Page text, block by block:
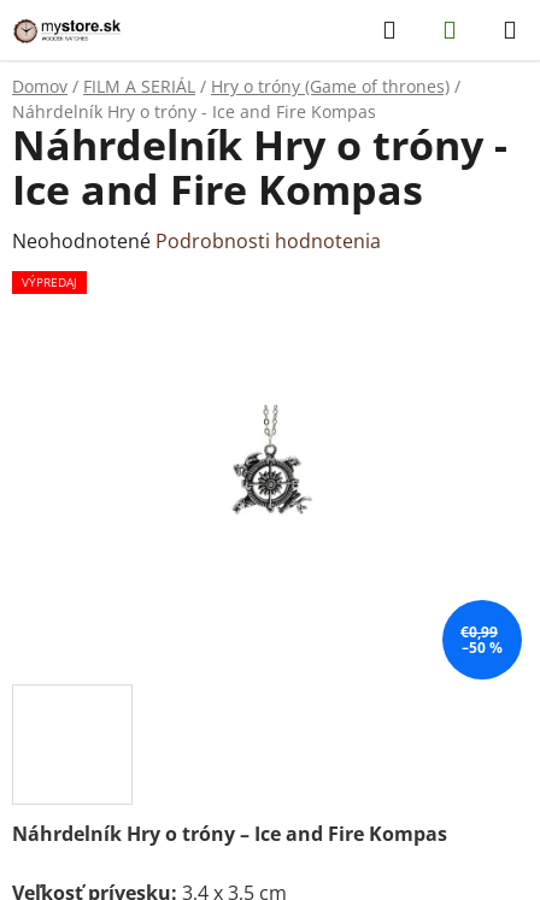
Prejsť
na
obsah
Hľadať
KOŠÍK
Domov / FILM A SERIÁL / Hry o tróny (Game of thrones) /
Náhrdelník Hry o tróny - Ice and Fire Kompas
Náhrdelník Hry o tróny – Ice and Fire Kompas
Veľkosť prívesku: 3,4 x 3,5 cm
Náhrdelník Hry o tróny -
Ice and Fire Kompas
Priemerné
hodnotenie
Neohodnotené Podrobnosti hodnotenia
VÝPREDAJ
€0,99
–50 %